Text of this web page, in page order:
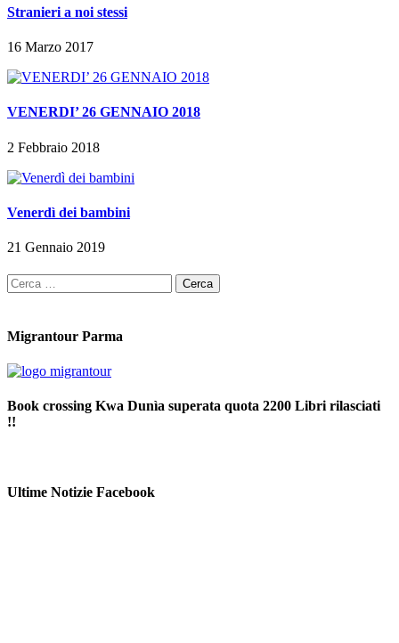
Stranieri a noi stessi
16 Marzo 2017
VENERDI’ 26 GENNAIO 2018
2 Febbraio 2018
Venerdì dei bambini
21 Gennaio 2019
Ricerca
per:
Migrantour Parma
Book crossing Kwa Dunìa superata quota 2200 Libri rilasciati
!!
Ultime Notizie Facebook